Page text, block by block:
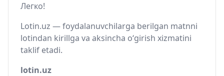
Легко!
Lotin.uz — foydalanuvchilarga berilgan matnni
lotindan kirillga va aksincha o‘girish xizmatini
taklif etadi.
lotin.uz